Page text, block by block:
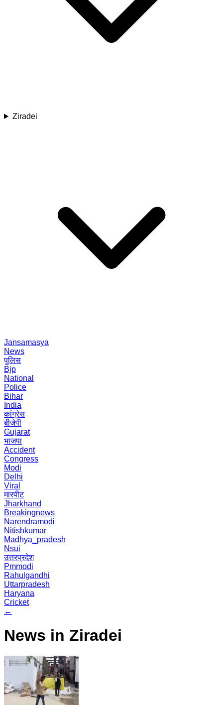
Ziradei
Jansamasya
News
पुलिस
Bjp
National
Police
Bihar
India
कांग्रेस
बीजेपी
Gujarat
भाजपा
Accident
Congress
Modi
Delhi
Viral
मारपीट
Jharkhand
Breakingnews
Narendramodi
Nitishkumar
Madhya_pradesh
Nsui
उत्तरप्रदेश
Pmmodi
Rahulgandhi
Uttarpradesh
Haryana
Cricket
←
News in Ziradei